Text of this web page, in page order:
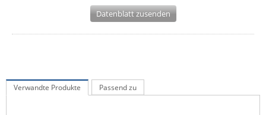
KVM TEC
Datenblatt zusenden
Verwandte Produkte Passend zu